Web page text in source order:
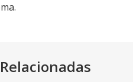
Relacionadas